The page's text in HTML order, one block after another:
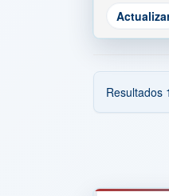
Resultados